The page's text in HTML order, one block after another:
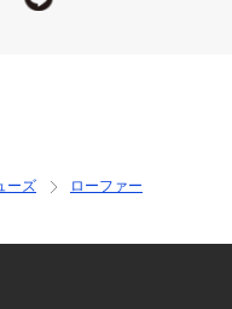
価格となりました。
たします。
ーズ
ローファー